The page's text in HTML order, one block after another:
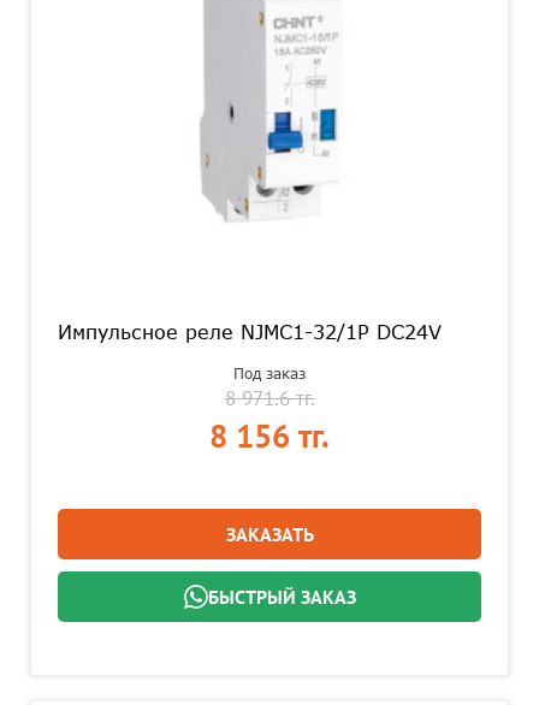
Импульсное реле NJMC1-32/1P DC24V
Под заказ
8 971.6 тг.
8 156 тг.
ЗАКАЗАТЬ
БЫСТРЫЙ ЗАКАЗ